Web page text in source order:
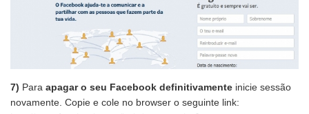
7) Para apagar o seu Facebook definitivamente inicie sessão
novamente. Copie e cole no browser o seguinte link: